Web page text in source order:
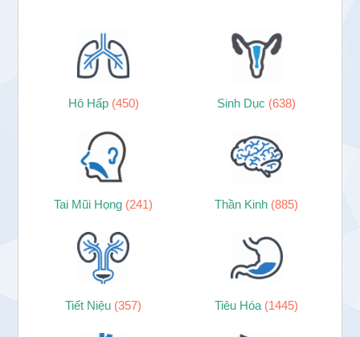
Hô Hấp (450) Sinh Dục (638)
Tai Mũi Họng (241) Thần Kinh (885)
Tiết Niệu (357) Tiêu Hóa (1445)